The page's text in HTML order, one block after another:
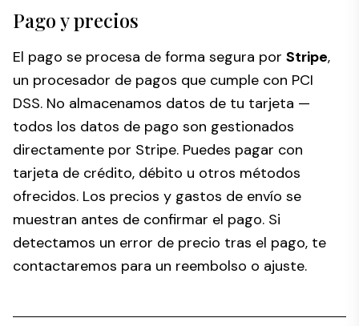
Pago y precios
El pago se procesa de forma segura por Stripe,
un procesador de pagos que cumple con PCI
DSS. No almacenamos datos de tu tarjeta —
todos los datos de pago son gestionados
directamente por Stripe. Puedes pagar con
tarjeta de crédito, débito u otros métodos
ofrecidos. Los precios y gastos de envío se
muestran antes de confirmar el pago. Si
detectamos un error de precio tras el pago, te
contactaremos para un reembolso o ajuste.